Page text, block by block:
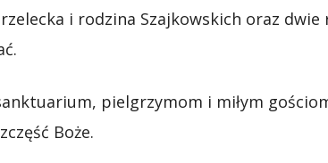
i rodzina Szajkowskich oraz dwie
pielgrzymom i miłym
Boże.